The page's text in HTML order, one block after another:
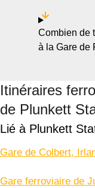
Combien de
à la Gare de
Itinéraires
de Plunkett
Lié à Plunkett
Gare de Colbert,
Gare ferroviaire de